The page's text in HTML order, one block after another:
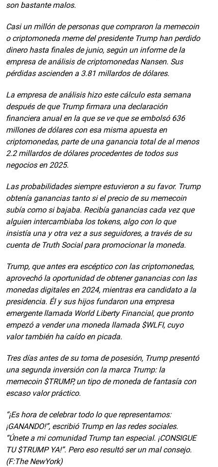
son bastante malos.
Casi un millón de personas que compraron la memecoin
o criptomoneda meme del presidente Trump han perdido
dinero hasta finales de junio, según un informe de la
empresa de análisis de criptomonedas Nansen. Sus
pérdidas ascienden a 3.81 millardos de dólares.
La empresa de análisis hizo este cálculo esta semana
después de que Trump firmara una declaración
financiera anual en la que se ve que se embolsó 636
millones de dólares con esa misma apuesta en
criptomonedas, parte de una ganancia total de al menos
2.2 millardos de dólares procedentes de todos sus
negocios en 2025.
Las probabilidades siempre estuvieron a su favor. Trump
obtenía ganancias tanto si el precio de su memecoin
subía como si bajaba. Recibía ganancias cada vez que
alguien intercambiaba los tokens, algo con lo que
insistía una y otra vez a sus seguidores, a través de su
cuenta de Truth Social para promocionar la moneda.
Trump, que antes era escéptico con las criptomonedas,
aprovechó la oportunidad de obtener ganancias con las
monedas digitales en 2024, mientras era candidato a la
presidencia. Él y sus hijos fundaron una empresa
emergente llamada World Liberty Financial, que pronto
empezó a vender una moneda llamada $WLFI, cuyo
valor también ha caído en picada.
Tres días antes de su toma de posesión, Trump presentó
una segunda inversión con la marca Trump: la
memecoin $TRUMP, un tipo de moneda de fantasía con
escaso valor práctico.
“¡Es hora de celebrar todo lo que representamos:
¡GANANDO!”, escribió Trump en las redes sociales.
“Únete a mi comunidad Trump tan especial. ¡CONSIGUE
TU $TRUMP YA!”. Pero eso resultó ser un mal consejo.
(F:The NewYork)